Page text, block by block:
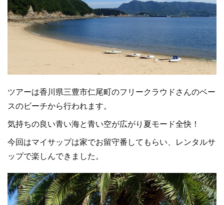
ツアーは香川県三豊市仁尾町のフリークラウドさんのベー
スのビーチから行われます。
気持ちの良い青い海と青い空が広がり夏モード全快！
今回はマイサップは家でお留守番してもらい、レンタルサ
ップで楽しんできました。